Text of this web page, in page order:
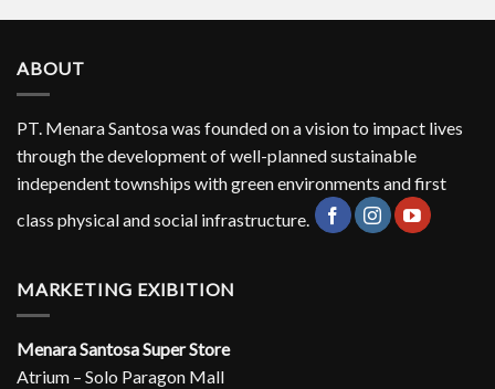
Keluarga
ABOUT
PT. Menara Santosa was founded on a vision to impact lives
through the development of well-planned sustainable
independent townships with green environments and first
class physical and social infrastructure.
MARKETING EXIBITION
Menara Santosa Super Store
Atrium – Solo Paragon Mall